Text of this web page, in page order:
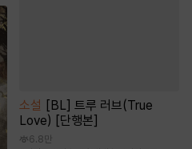
소설
[BL] 트루 러브(True
Love) [단행본]
6.8만